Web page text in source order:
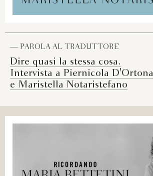
— PAROLA AL TRADUTTORE
Dire quasi la stessa cosa.
Intervista a Piernicola D'Ortona
e Maristella Notaristefano